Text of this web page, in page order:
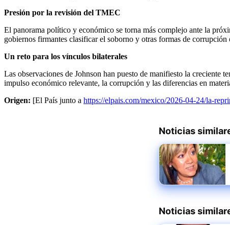
Presión por la revisión del TMEC
El panorama político y económico se torna más complejo ante la
gobiernos firmantes clasificar el soborno y otras formas de
Un reto para los vínculos bilaterales
Las observaciones de Johnson han puesto de manifiesto la
impulso económico relevante, la corrupción y las diferencias en
Origen: [El País junto a https://elpais.com/mexico/2026-04-24/la-
Noticias
Noticias